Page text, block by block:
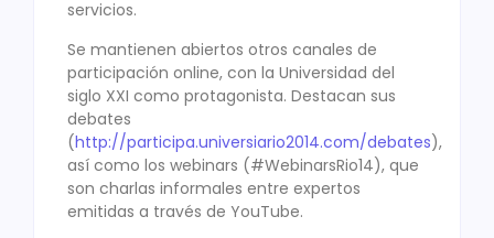
servicios.
Se mantienen abiertos otros canales de
participación online, con la Universidad del
siglo XXI como protagonista. Destacan sus
debates
(http://participa.universiario2014.com/debates),
así como los webinars (#WebinarsRio14), que
son charlas informales entre expertos
emitidas a través de YouTube.